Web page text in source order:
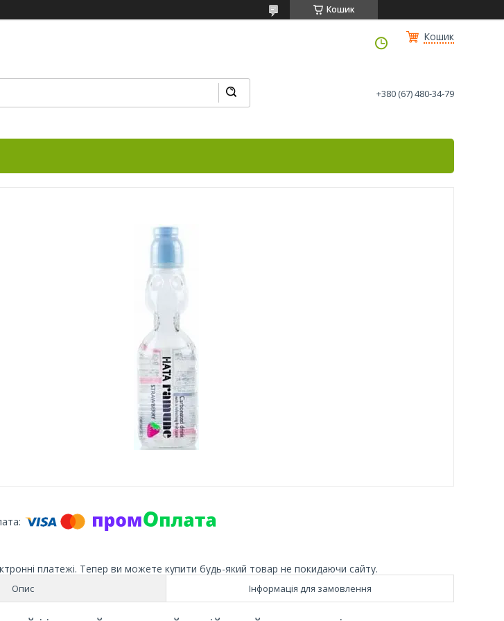
Кошик
Кошик
+380 (67) 480-34-79
платежі. Тепер ви можете купити будь-який товар не покидаючи сайту.
Опис Інформація для замовлення